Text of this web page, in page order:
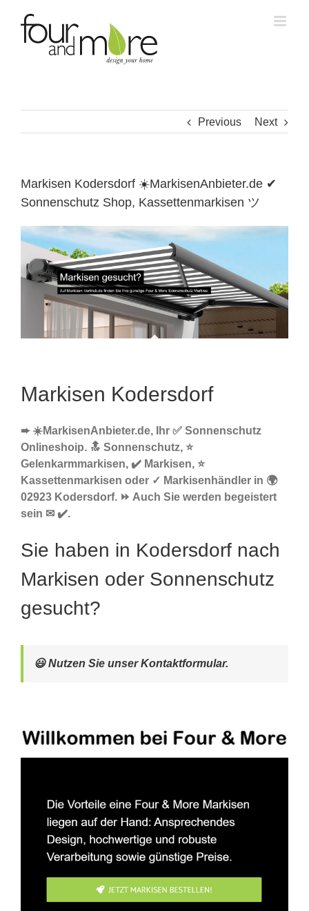
content
Previous Next
Markisen Kodersdorf ☀️MarkisenAnbieter.de ✔
Sonnenschutz Shop, Kassettenmarkisen ツ
Markisen Kodersdorf
➨ ☀️MarkisenAnbieter.de, Ihr ✅ Sonnenschutz
Onlineshoip. 🔝 Sonnenschutz, ⭐
Gelenkarmmarkisen, ✔️ Markisen, ⭐
Kassettenmarkisen oder ✓ Markisenhändler in 🌍
02923 Kodersdorf. ⏩ Auch Sie werden begeistert
sein ✉ ✔️.
Sie haben in Kodersdorf nach
Markisen oder Sonnenschutz
gesucht?
😃 Nutzen Sie unser Kontaktformular.